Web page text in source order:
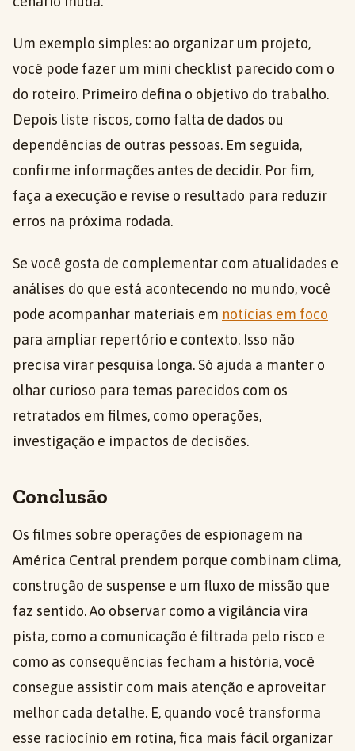
Um exemplo simples: ao organizar um projeto,
você pode fazer um mini checklist parecido com o
do roteiro. Primeiro defina o objetivo do trabalho.
Depois liste riscos, como falta de dados ou
dependências de outras pessoas. Em seguida,
confirme informações antes de decidir. Por fim,
faça a execução e revise o resultado para reduzir
erros na próxima rodada.
Se você gosta de complementar com atualidades e
análises do que está acontecendo no mundo, você
pode acompanhar materiais em notícias em foco
para ampliar repertório e contexto. Isso não
precisa virar pesquisa longa. Só ajuda a manter o
olhar curioso para temas parecidos com os
retratados em filmes, como operações,
investigação e impactos de decisões.
Conclusão
Os filmes sobre operações de espionagem na
América Central prendem porque combinam clima,
construção de suspense e um fluxo de missão que
faz sentido. Ao observar como a vigilância vira
pista, como a comunicação é filtrada pelo risco e
como as consequências fecham a história, você
consegue assistir com mais atenção e aproveitar
melhor cada detalhe. E, quando você transforma
esse raciocínio em rotina, fica mais fácil organizar